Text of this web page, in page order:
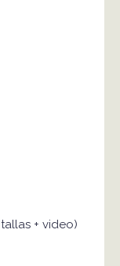
+ video)